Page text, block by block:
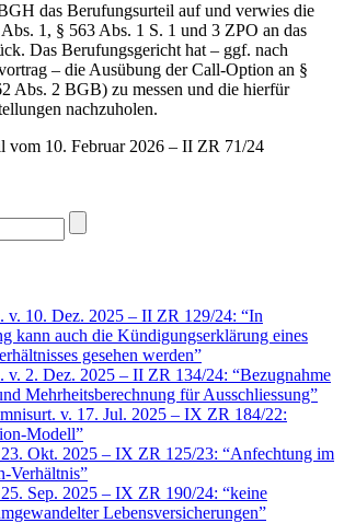
das Berufungsurteil auf und verwies die
1, § 563 Abs. 1 S. 1 und 3 ZPO an das
Das Berufungsgericht hat – ggf. nach
– die Ausübung der Call‑Option an §
Abs. 2 BGB) zu messen und die hierfür
nachzuholen.
vom 10. Februar 2026 – II ZR 71/24
v. 10. Dez. 2025 – II ZR 129/24: “In
kann auch die Kündigungserklärung eines
gesehen werden”
v. 2. Dez. 2025 – II ZR 134/24: “Bezugnahme
Mehrheitsberechnung für Ausschliessung”
v. 17. Jul. 2025 – IX ZR 184/22:
Modell”
Okt. 2025 – IX ZR 125/23: “Anfechtung im
Verhältnis”
Sep. 2025 – IX ZR 190/24: “keine
Lebensversicherungen”